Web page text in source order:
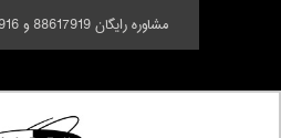
مشاوره رایگان 88617919 و 88617916 و 88213049